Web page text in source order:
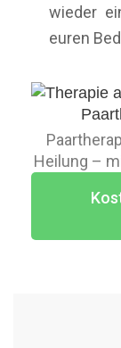
wieder
euren
Heilung –